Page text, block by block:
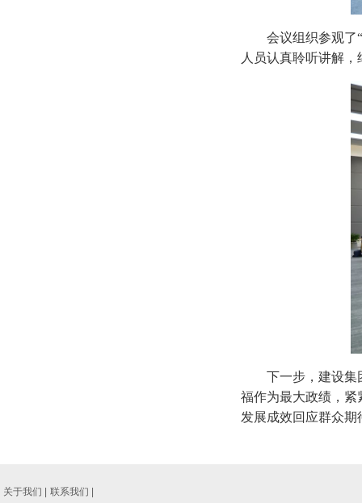
会议组织参观
人员认真聆听讲解
下一步，建设集
福作为最大政绩，紧
发展成效回应群众
关于我们 |
联系我们 |